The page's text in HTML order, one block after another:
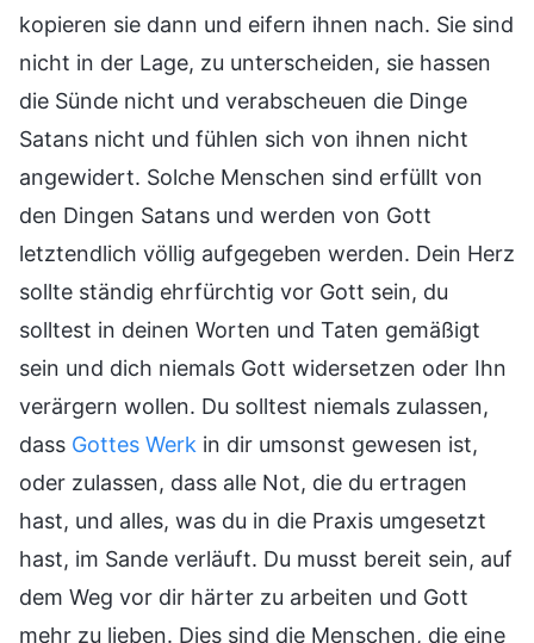
kopieren sie dann und eifern ihnen nach. Sie sind
nicht in der Lage, zu unterscheiden, sie hassen
die Sünde nicht und verabscheuen die Dinge
Satans nicht und fühlen sich von ihnen nicht
angewidert. Solche Menschen sind erfüllt von
den Dingen Satans und werden von Gott
letztendlich völlig aufgegeben werden. Dein Herz
sollte ständig ehrfürchtig vor Gott sein, du
solltest in deinen Worten und Taten gemäßigt
sein und dich niemals Gott widersetzen oder Ihn
verärgern wollen. Du solltest niemals zulassen,
dass Gottes Werk in dir umsonst gewesen ist,
oder zulassen, dass alle Not, die du ertragen
hast, und alles, was du in die Praxis umgesetzt
hast, im Sande verläuft. Du musst bereit sein, auf
dem Weg vor dir härter zu arbeiten und Gott
mehr zu lieben. Dies sind die Menschen, die eine